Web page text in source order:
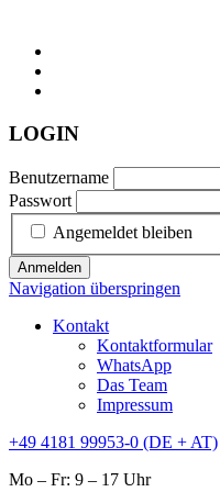
LOGIN
Benutzername
Passwort
Angemeldet bleiben
Anmelden
Navigation überspringen
Kontakt
Kontaktformular
WhatsApp
Das Team
Impressum
+49 4181 99953-0 (DE + AT)
Mo – Fr: 9 – 17 Uhr